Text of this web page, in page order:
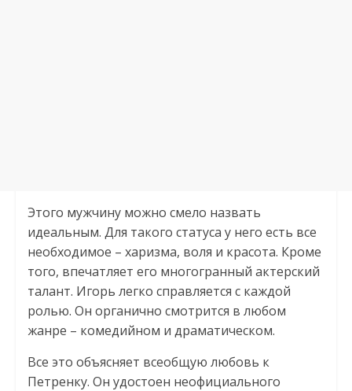
Этого мужчину можно смело назвать
идеальным. Для такого статуса у него есть все
необходимое – харизма, воля и красота. Кроме
того, впечатляет его многогранный актерский
талант. Игорь легко справляется с каждой
ролью. Он органично смотрится в любом
жанре – комедийном и драматическом.
Все это объясняет всеобщую любовь к
Петренку. Он удостоен неофициального